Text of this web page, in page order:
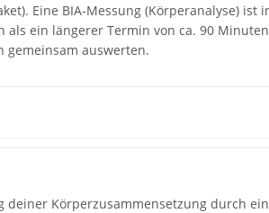
Eine BIA-Messung (Körperanalyse) ist
als ein längerer Termin von ca. 90 Minuten
auswerten.
deiner Körperzusammensetzung durch